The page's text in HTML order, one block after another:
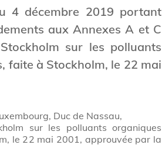
4 décembre 2019 portant
aux Annexes A et C
sur les polluants
faite à Stockholm, le 22 mai
Duc de Nassau,
sur les polluants organiques
le 22 mai 2001, approuvée par la